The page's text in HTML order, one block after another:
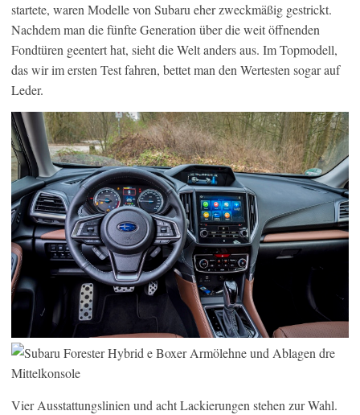
startete, waren Modelle von Subaru eher zweckmäßig gestrickt.
Nachdem man die fünfte Generation über die weit öffnenden
Fondtüren geentert hat, sieht die Welt anders aus. Im Topmodell,
das wir im ersten Test fahren, bettet man den Wertesten sogar auf
Leder.
Vier Ausstattungslinien und acht Lackierungen stehen zur Wahl.